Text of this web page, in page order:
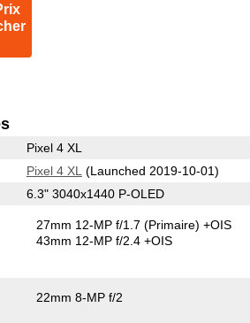
Pixel 4 XL
Pixel 4 XL (Launched 2019-10-01)
6.3" 3040x1440 P-OLED
27mm 12-MP f/1.7(Primaire) +OIS
43mm 12-MP f/2.4 +OIS
22mm 8-MP f/2